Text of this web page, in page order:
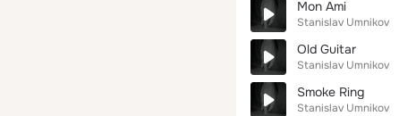
Mon Ami
Stanislav Umnikov
Old Guitar
Stanislav Umnikov
Smoke Ring
Stanislav Umnikov